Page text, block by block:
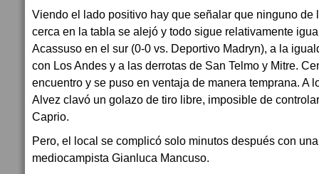
Viendo el lado positivo hay que señalar que ninguno de
cerca en la tabla se alejó y todo sigue relativamente
Acassuso en el sur (0-0 vs. Deportivo Madryn), a la
con Los Andes y a las derrotas de San Telmo y Mitre.
encuentro y se puso en ventaja de manera temprana. A
Alvez clavó un golazo de tiro libre, imposible de
Caprio.
Pero, el local se complicó solo minutos después con
mediocampista Gianluca Mancuso.